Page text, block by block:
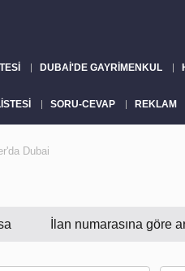
DUBAI'DE GAYRIMENKUL
SORU-CEVAP REKLAM
Dubai
İlan numarasına göre